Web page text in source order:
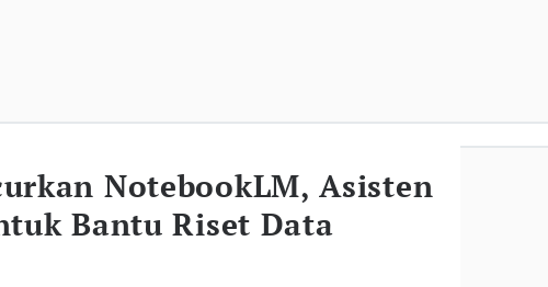
NotebookLM, Asisten
Bantu Riset Data